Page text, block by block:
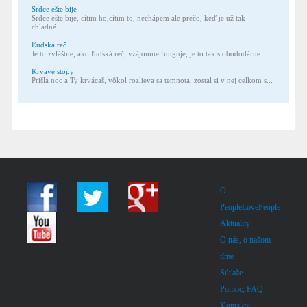
Srdce ešte bije
Srdce ešte bije, cítim ho,cítim to, nechápem ale prečo, keď je už tak
chladné...
Ľudská reč
Je to zvláštne, ako ľudská reč, vzájomne funguje, je to tak slobododárne....
Krvavé stopy
Prišla noc a Ty krvácaš, vôkol rozlieva sa temnota, zostal si v nej celkom s...
O
PeopleLovePeople
Aktuality
O nás, o našom
tíme
Súťaže
Pomoc, FAQ